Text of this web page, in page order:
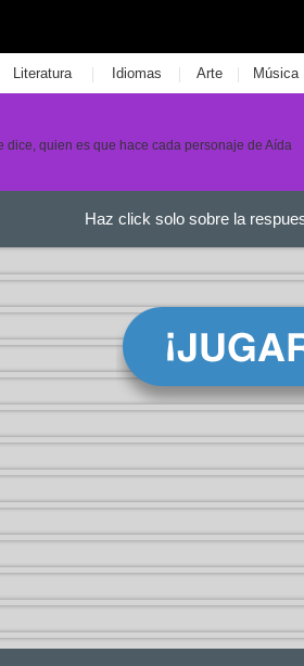
Literatura | Idiomas | Arte | Música
dice, quien es que hace cada personaje de Aída
Haz click solo sobre la